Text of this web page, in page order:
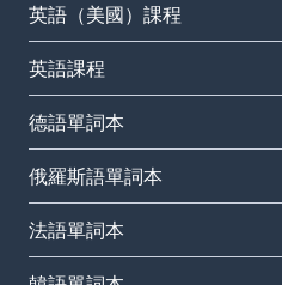
英語（美國）課程
英語課程
德語單詞本
俄羅斯語單詞本
法語單詞本